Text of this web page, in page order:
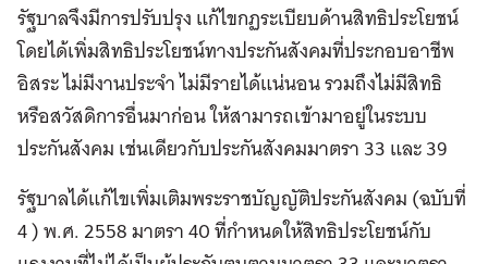
รัฐบาลจึงมีการปรับปรุง แก้ไขกฏระเบียบด้านสิทธิประโยชน์
โดยได้เพิ่มสิทธิประโยชน์ทางประกันสังคมที่ประกอบอาชีพ
อิสระ ไม่มีงานประจำ ไม่มีรายได้แน่นอน รวมถึงไม่มีสิทธิ
หรือสวัสดิการอื่นมาก่อน ให้สามารถเข้ามาอยู่ในระบบ
ประกันสังคม เช่นเดียวกับประกันสังคมมาตรา 33 และ 39
รัฐบาลได้แก้ไขเพิ่มเติมพระราชบัญญัติประกันสังคม (ฉบับที่
4 ) พ.ศ. 2558 มาตรา 40 ที่กำหนดให้สิทธิประโยชน์กับ